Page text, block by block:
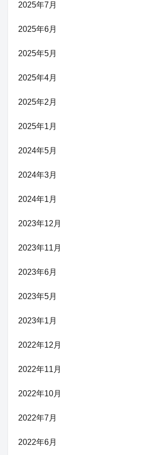
2025年7月
2025年6月
2025年5月
2025年4月
2025年2月
2025年1月
2024年5月
2024年3月
2024年1月
2023年12月
2023年11月
2023年6月
2023年5月
2023年1月
2022年12月
2022年11月
2022年10月
2022年7月
2022年6月